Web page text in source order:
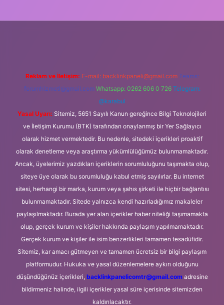
Reklam ve İletişim: E-mail: backlinkpaneli@gmail.com Teams:
forumhizmeti@gmail.com Whatsapp: 0262 606 0 726 Telegram:
@karabul
Yasal Uyarı: Sitemiz, 5651 Sayılı Kanun gereğince Bilgi Teknolojileri
ve İletişim Kurumu (BTK) tarafından onaylanmış bir Yer Sağlayıcı
olarak hizmet vermektedir. Bu nedenle, sitedeki içerikleri proaktif
olarak denetleme veya araştırma yükümlülüğümüz bulunmamaktadır.
Ancak, üyelerimiz yazdıkları içeriklerin sorumluluğunu taşımakta olup,
siteye üye olarak bu sorumluluğu kabul etmiş sayılırlar. Bu internet
sitesi, herhangi bir marka, kurum veya şahıs şirketi ile hiçbir bağlantısı
bulunmamaktadır. Sitede yalnızca kendi hazırladığımız makaleler
paylaşılmaktadır. Burada yer alan içerikler haber niteliği taşımamakta
olup, gerçek kurum ve kişiler hakkında paylaşım yapılmamaktadır.
Gerçek kurum ve kişiler ile isim benzerlikleri tamamen tesadüfidir.
Sitemiz, kar amacı gütmeyen ve tamamen ücretsiz bir bilgi paylaşım
platformudur. Hukuka ve yasal düzenlemelere aykırı olduğunu
düşündüğünüz içerikleri, backlinkpanelicomtr@gmail.comadresine
bildirmeniz halinde, ilgili içerikler yasal süre içerisinde sitemizden
kaldırılacaktır.